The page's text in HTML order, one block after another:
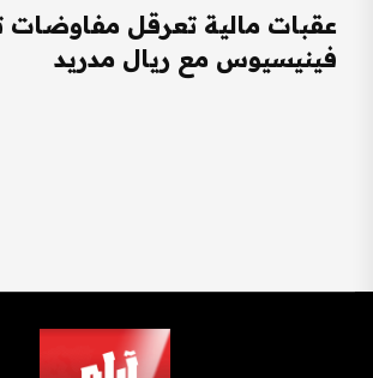
عقبات مالية تعرقل مفاوضات
فينيسيوس مع ريال مدريد